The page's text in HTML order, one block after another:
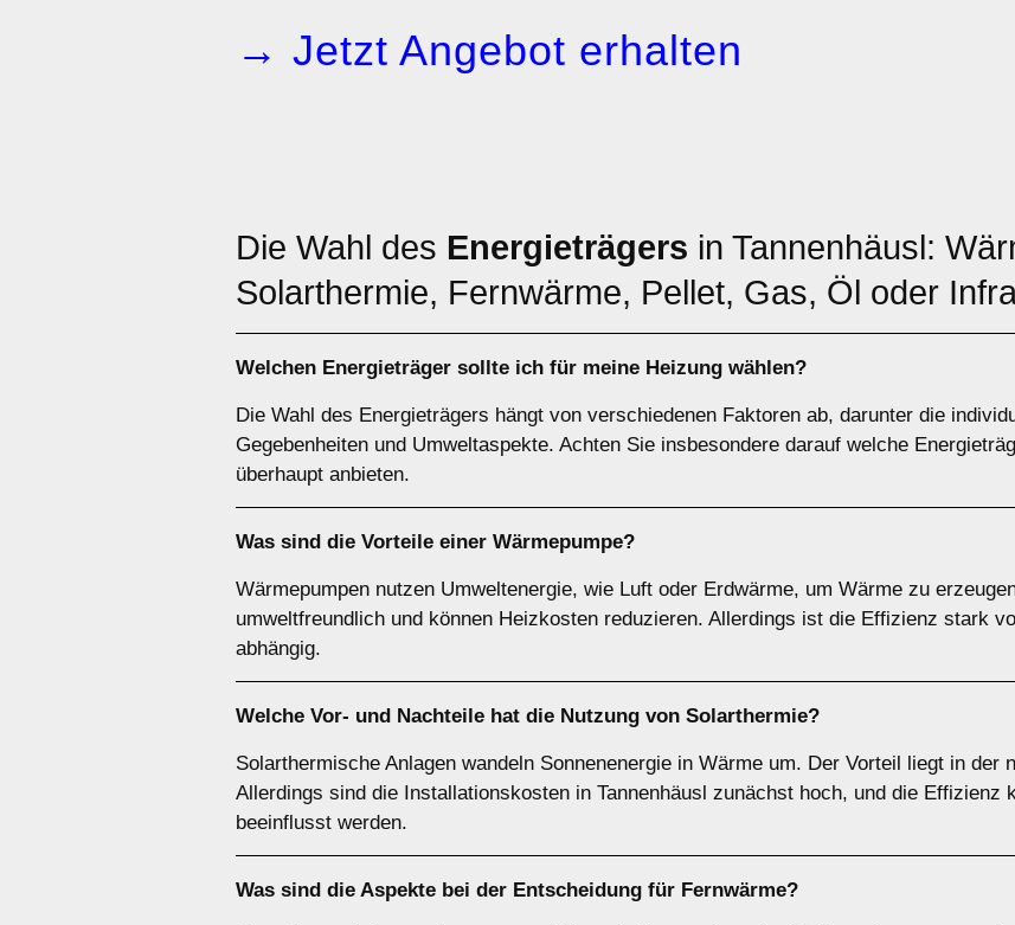
→ Jetzt Angebot erhalten
Die Wahl des Energieträgers in Tannenhäusl:
Solarthermie, Fernwärme, Pellet, Gas, Öl oder
Welchen Energieträger sollte ich für meine Heizung wählen?
Die Wahl des Energieträgers hängt von verschiedenen Faktoren ab, darunter die
Gegebenheiten und Umweltaspekte. Achten Sie insbesondere darauf welche
überhaupt anbieten.
Was sind die Vorteile einer Wärmepumpe?
Wärmepumpen nutzen Umweltenergie, wie Luft oder Erdwärme, um Wärme zu
umweltfreundlich und können Heizkosten reduzieren. Allerdings ist die Effizienz stark
abhängig.
Welche Vor- und Nachteile hat die Nutzung von Solarthermie?
Solarthermische Anlagen wandeln Sonnenenergie in Wärme um. Der Vorteil liegt in der
Allerdings sind die Installationskosten in Tannenhäusl zunächst hoch, und die Effizienz
beeinflusst werden.
Was sind die Aspekte bei der Entscheidung für Fernwärme?